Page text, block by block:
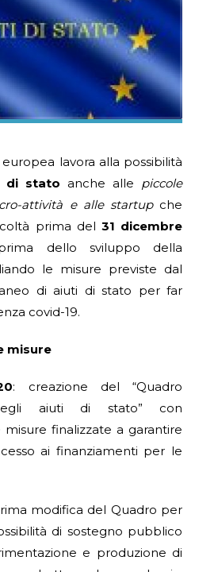
lavora alla possibilità
di stato anche alle piccole
attività e alle startup che
prima del 31 dicembre
dello sviluppo della
le misure previste dal
di aiuti di stato per far
covid-19.
misure
: creazione del “Quadro
aiuti di stato” con
finalizzate a garantire
ai finanziamenti per le
modifica del Quadro per
di sostegno pubblico
e produzione di